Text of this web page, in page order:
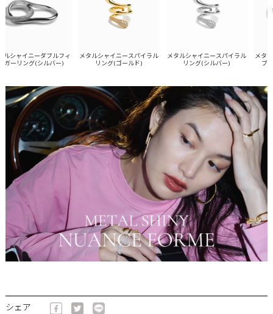
ャイニーダブルフィ
リング(シルバー)
メタルシャイニースパイラル
リング(ゴールド)
メタルシャイニースパイラル
リング(シルバー)
メタルシ
ブレ
シェア